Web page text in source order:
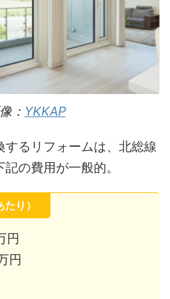
： YKKAP
るリフォームは、北総線
の費用が一般的。
り）
円
円